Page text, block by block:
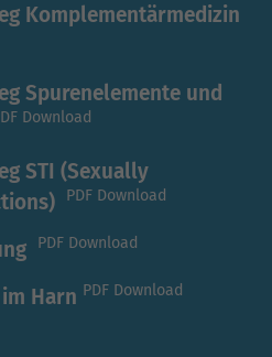
Komplementärmedizin
Spurenelemente und
Download
STI (Sexually
PDF Download
PDF Download
Harn PDF Download